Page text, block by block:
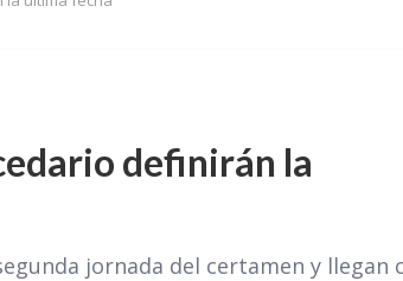
definirán la
jornada del certamen y llegan